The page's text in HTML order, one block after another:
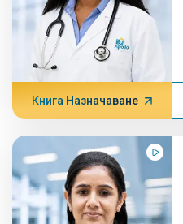
Книга Назначаване